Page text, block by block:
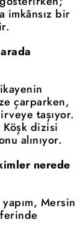
imkânsız bir
çarparken,
taşıyor.
Köşk dizisi
alınıyor.
nerede
Mersin